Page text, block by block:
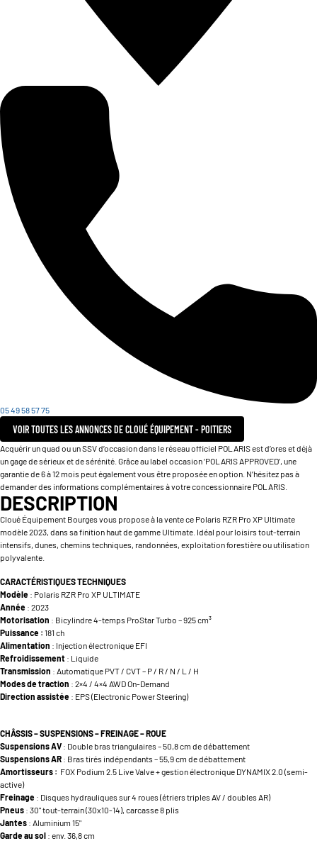
05 49 58 57 75
VOIR TOUTES LES ANNONCES DE CLOUÉ ÉQUIPEMENT - POITIERS
Acquérir un quad ou un SSV d’occasion dans le réseau officiel POLARIS est d’ores et déjà
un gage de sérieux et de sérénité. Grâce au label occasion ‘POLARIS APPROVED’, une
garantie de 6 à 12 mois peut également vous être proposée en option. N’hésitez pas à
demander des informations complémentaires à votre concessionnaire POLARIS.
DESCRIPTION
Cloué Équipement Bourges vous propose à la vente ce Polaris RZR Pro XP Ultimate
modèle 2023, dans sa finition haut de gamme Ultimate. Idéal pour loisirs tout-terrain
intensifs, dunes, chemins techniques, randonnées, exploitation forestière ou utilisation
polyvalente.
CARACTÉRISTIQUES TECHNIQUES
Modèle : Polaris RZR Pro XP ULTIMATE
Année : 2023
Motorisation : Bicylindre 4-temps ProStar Turbo – 925 cm³
Puissance : 181 ch
Alimentation : Injection électronique EFI
Refroidissement : Liquide
Transmission : Automatique PVT / CVT – P / R / N / L / H
Modes de traction : 2×4 / 4×4 AWD On-Demand
Direction assistée : EPS (Electronic Power Steering)
CHÂSSIS – SUSPENSIONS – FREINAGE – ROUE
Suspensions AV : Double bras triangulaires – 50,8 cm de débattement
Suspensions AR : Bras tirés indépendants – 55,9 cm de débattement
Amortisseurs : FOX Podium 2.5 Live Valve + gestion électronique DYNAMIX 2.0 (semi-
active)
Freinage : Disques hydrauliques sur 4 roues (étriers triples AV / doubles AR)
Pneus : 30" tout-terrain (30x10-14), carcasse 8 plis
Jantes : Aluminium 15"
Garde au sol : env. 36,8 cm